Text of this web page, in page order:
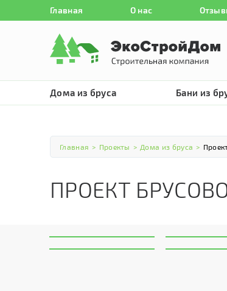
Главная О нас
Дома из бруса Бани из
Главная > Проекты > Дома из бруса >
ПРОЕКТ